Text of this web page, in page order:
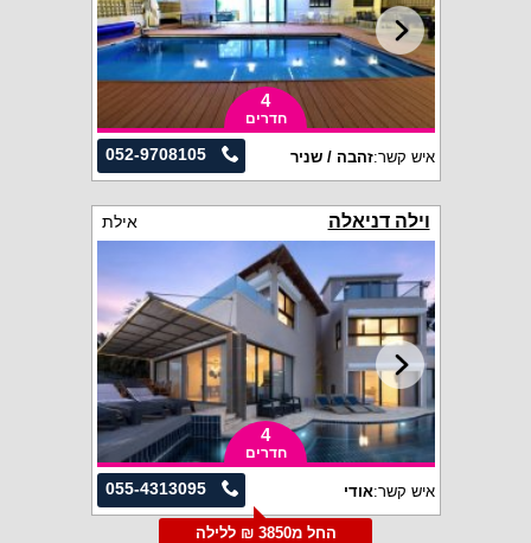
4
חדרים
052-9708105 איש קשר:זהבה / שניר
וילה דניאלה אילת
4
חדרים
055-4313095 איש קשר:אודי
החל מ3850 ₪ ללילה